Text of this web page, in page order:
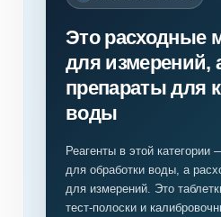
Это расходные
для измерений,
препараты для
воды
Реагенты в этой категории
для обработки воды, а
для измерений. Это
тест-полоски и